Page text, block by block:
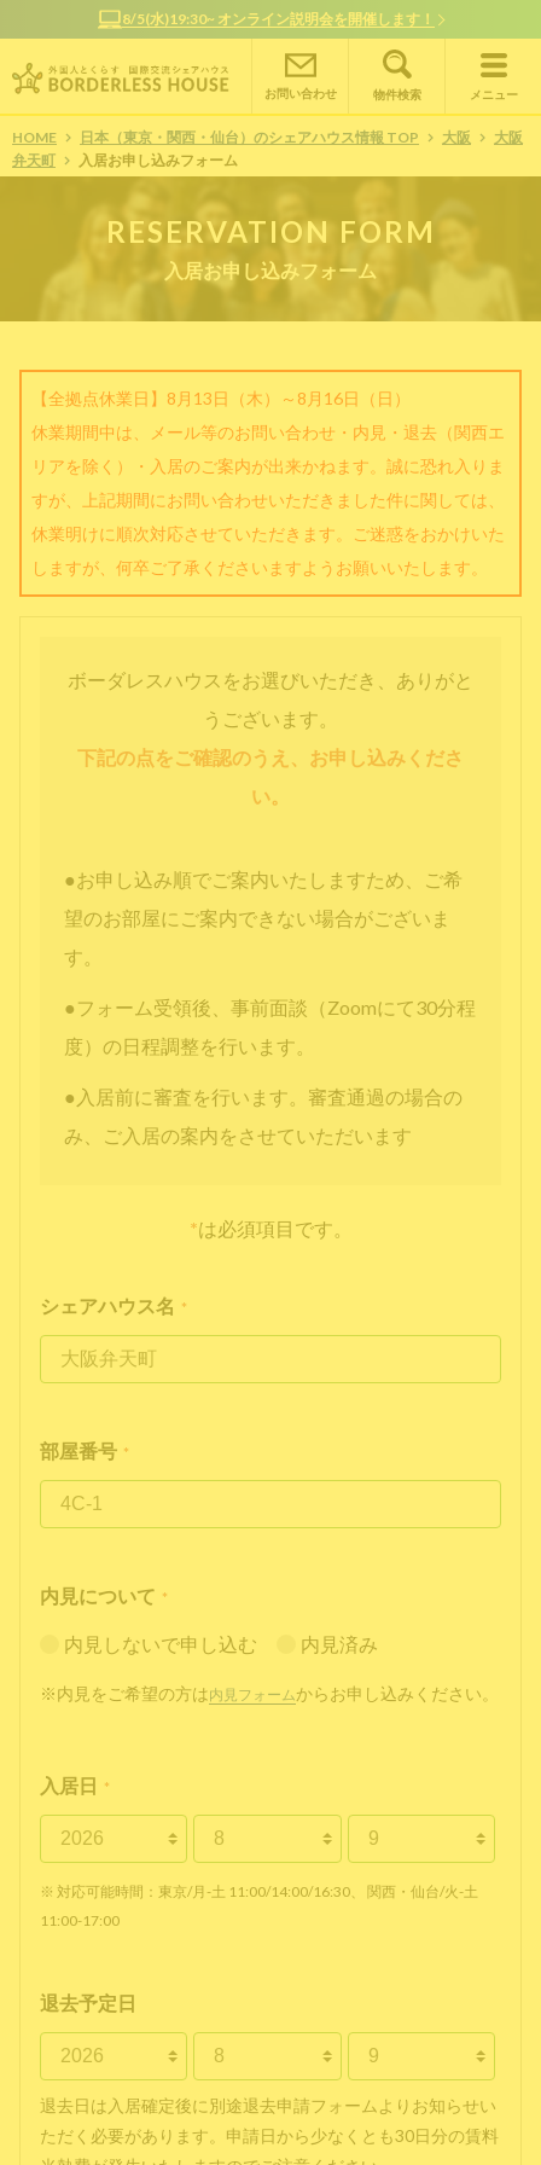
8/5(水)19:30~ オンライン説明会を開催します！
お問い合わせ 物件検索 メニュー
HOME 日本（東京・関西・仙台）のシェアハウス情報 TOP 大阪
大阪
弁天町
入居お申し込みフォーム
RESERVATION FORM
入居お申し込みフォーム
【全拠点休業日】8月13日（木）～8月16日（日）
休業期間中は、メール等のお問い合わせ・内見・退去（関西エ
リアを除く）・入居のご案内が出来かねます。誠に恐れ入りま
すが、上記期間にお問い合わせいただきました件に関しては、
休業明けに順次対応させていただきます。ご迷惑をおかけいた
しますが、何卒ご了承くださいますようお願いいたします。
ボーダレスハウスをお選びいただき、ありがと
うございます。
下記の点をご確認のうえ、お申し込みくださ
い。
●お申し込み順でご案内いたしますため、ご希
望のお部屋にご案内できない場合がございま
す。
●フォーム受領後、事前面談（Zoomにて30分程
度）の日程調整を行います。
●入居前に審査を行います。審査通過の場合の
み、ご入居の案内をさせていただいます
*は必須項目です。
シェアハウス名 *
部屋番号 *
内見について *
内見しないで申し込む 内見済み
※内見をご希望の方は 内見フォームからお申し込みください。
入居日 *
※ 対応可能時間：東京/月-土 11:00/14:00/16:30、 関西・仙台/火-土
11:00-17:00
退去予定日
退去日は入居確定後に別途退去申請フォームよりお知らせい
ただく必要があります。申請日から少なくとも30日分の賃料